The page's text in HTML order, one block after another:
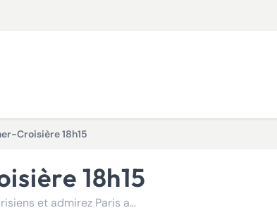
Croisière 18h15
18h15
Savourez un dîner-croisière à 18h15 sur la Seine avec Bateaux Parisiens et admirez Paris au coucher du soleil.